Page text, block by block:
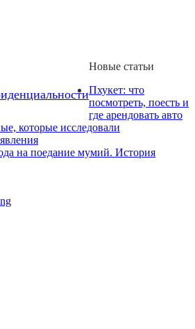
Новые статьи
Пхукет: что
посмотреть, поесть и
где арендовать авто
которые исследовали
на поедание мумий. История